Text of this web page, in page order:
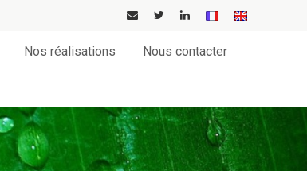
Nos réalisations Nous contacter